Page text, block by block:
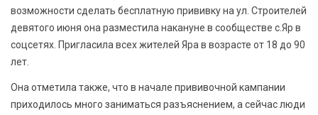
возможности сделать бесплатную прививку на ул. Строителей
девятого июня она разместила накануне в сообществе с.Яр в
соцсетях. Пригласила всех жителей Яра в возрасте от 18 до 90
лет.
Она отметила также, что в начале прививочной кампании
приходилось много заниматься разъяснением, а сейчас люди